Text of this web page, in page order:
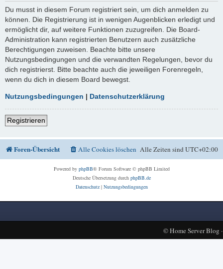
Du musst in diesem Forum registriert sein, um dich anmelden zu
können. Die Registrierung ist in wenigen Augenblicken erledigt und
ermöglicht dir, auf weitere Funktionen zuzugreifen. Die Board-
Administration kann registrierten Benutzern auch zusätzliche
Berechtigungen zuweisen. Beachte bitte unsere
Nutzungsbedingungen und die verwandten Regelungen, bevor du
dich registrierst. Bitte beachte auch die jeweiligen Forenregeln,
wenn du dich in diesem Board bewegst.
Nutzungsbedingungen | Datenschutzerklärung
Registrieren
Foren-Übersicht Alle Zeiten sindUTC+02:00
Alle Cookies löschen
Powered by phpBB® Forum Software © phpBB Limited
Deutsche Übersetzung durch phpBB.de
Datenschutz| Nutzungsbedingungen
©Home Server Blog